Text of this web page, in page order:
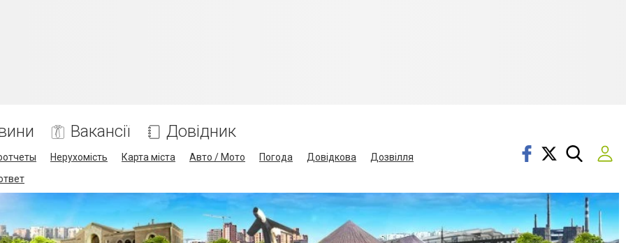
Вакансії Довідник
Нерухомість Карта міста Авто / Мото Погода Довідкова
Дозвілля